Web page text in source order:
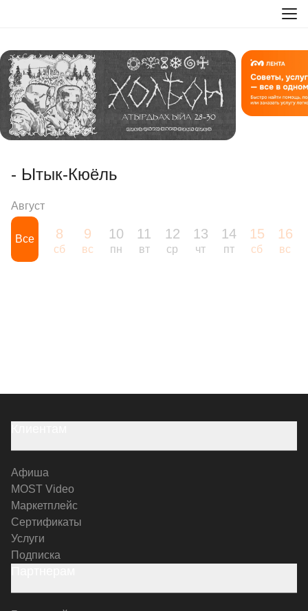
- Ытык-Кюёль
Все
Август
8
сб
9
вс
10
пн
11
вт
12
ср
13
чт
14
пт
15
сб
16
вс
Афиша
MOST Video
Маркетплейс
Сертификаты
Услуги
Подписка